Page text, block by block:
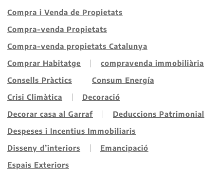
Compra i Venda de Propietats
Compra-venda Propietats
Compra-venda propietats Catalunya
Comprar Habitatge
compravenda immobiliària
Consells Pràctics
Consum Energía
Crisi Climàtica
Decoració
Decorar casa al Garraf
Deduccions Patrimonial
Despeses i Incentius Immobiliaris
Disseny d’interiors
Emancipació
Espais Exteriors